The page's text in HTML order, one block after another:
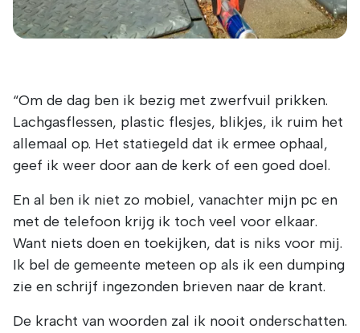
“Om de dag ben ik bezig met zwerfvuil prikken.
Lachgasflessen, plastic flesjes, blikjes, ik ruim het
allemaal op. Het statiegeld dat ik ermee ophaal,
geef ik weer door aan de kerk of een goed doel.
En al ben ik niet zo mobiel, vanachter mijn pc en
met de telefoon krijg ik toch veel voor elkaar.
Want niets doen en toekijken, dat is niks voor mij.
Ik bel de gemeente meteen op als ik een dumping
zie en schrijf ingezonden brieven naar de krant.
De kracht van woorden zal ik nooit onderschatten.